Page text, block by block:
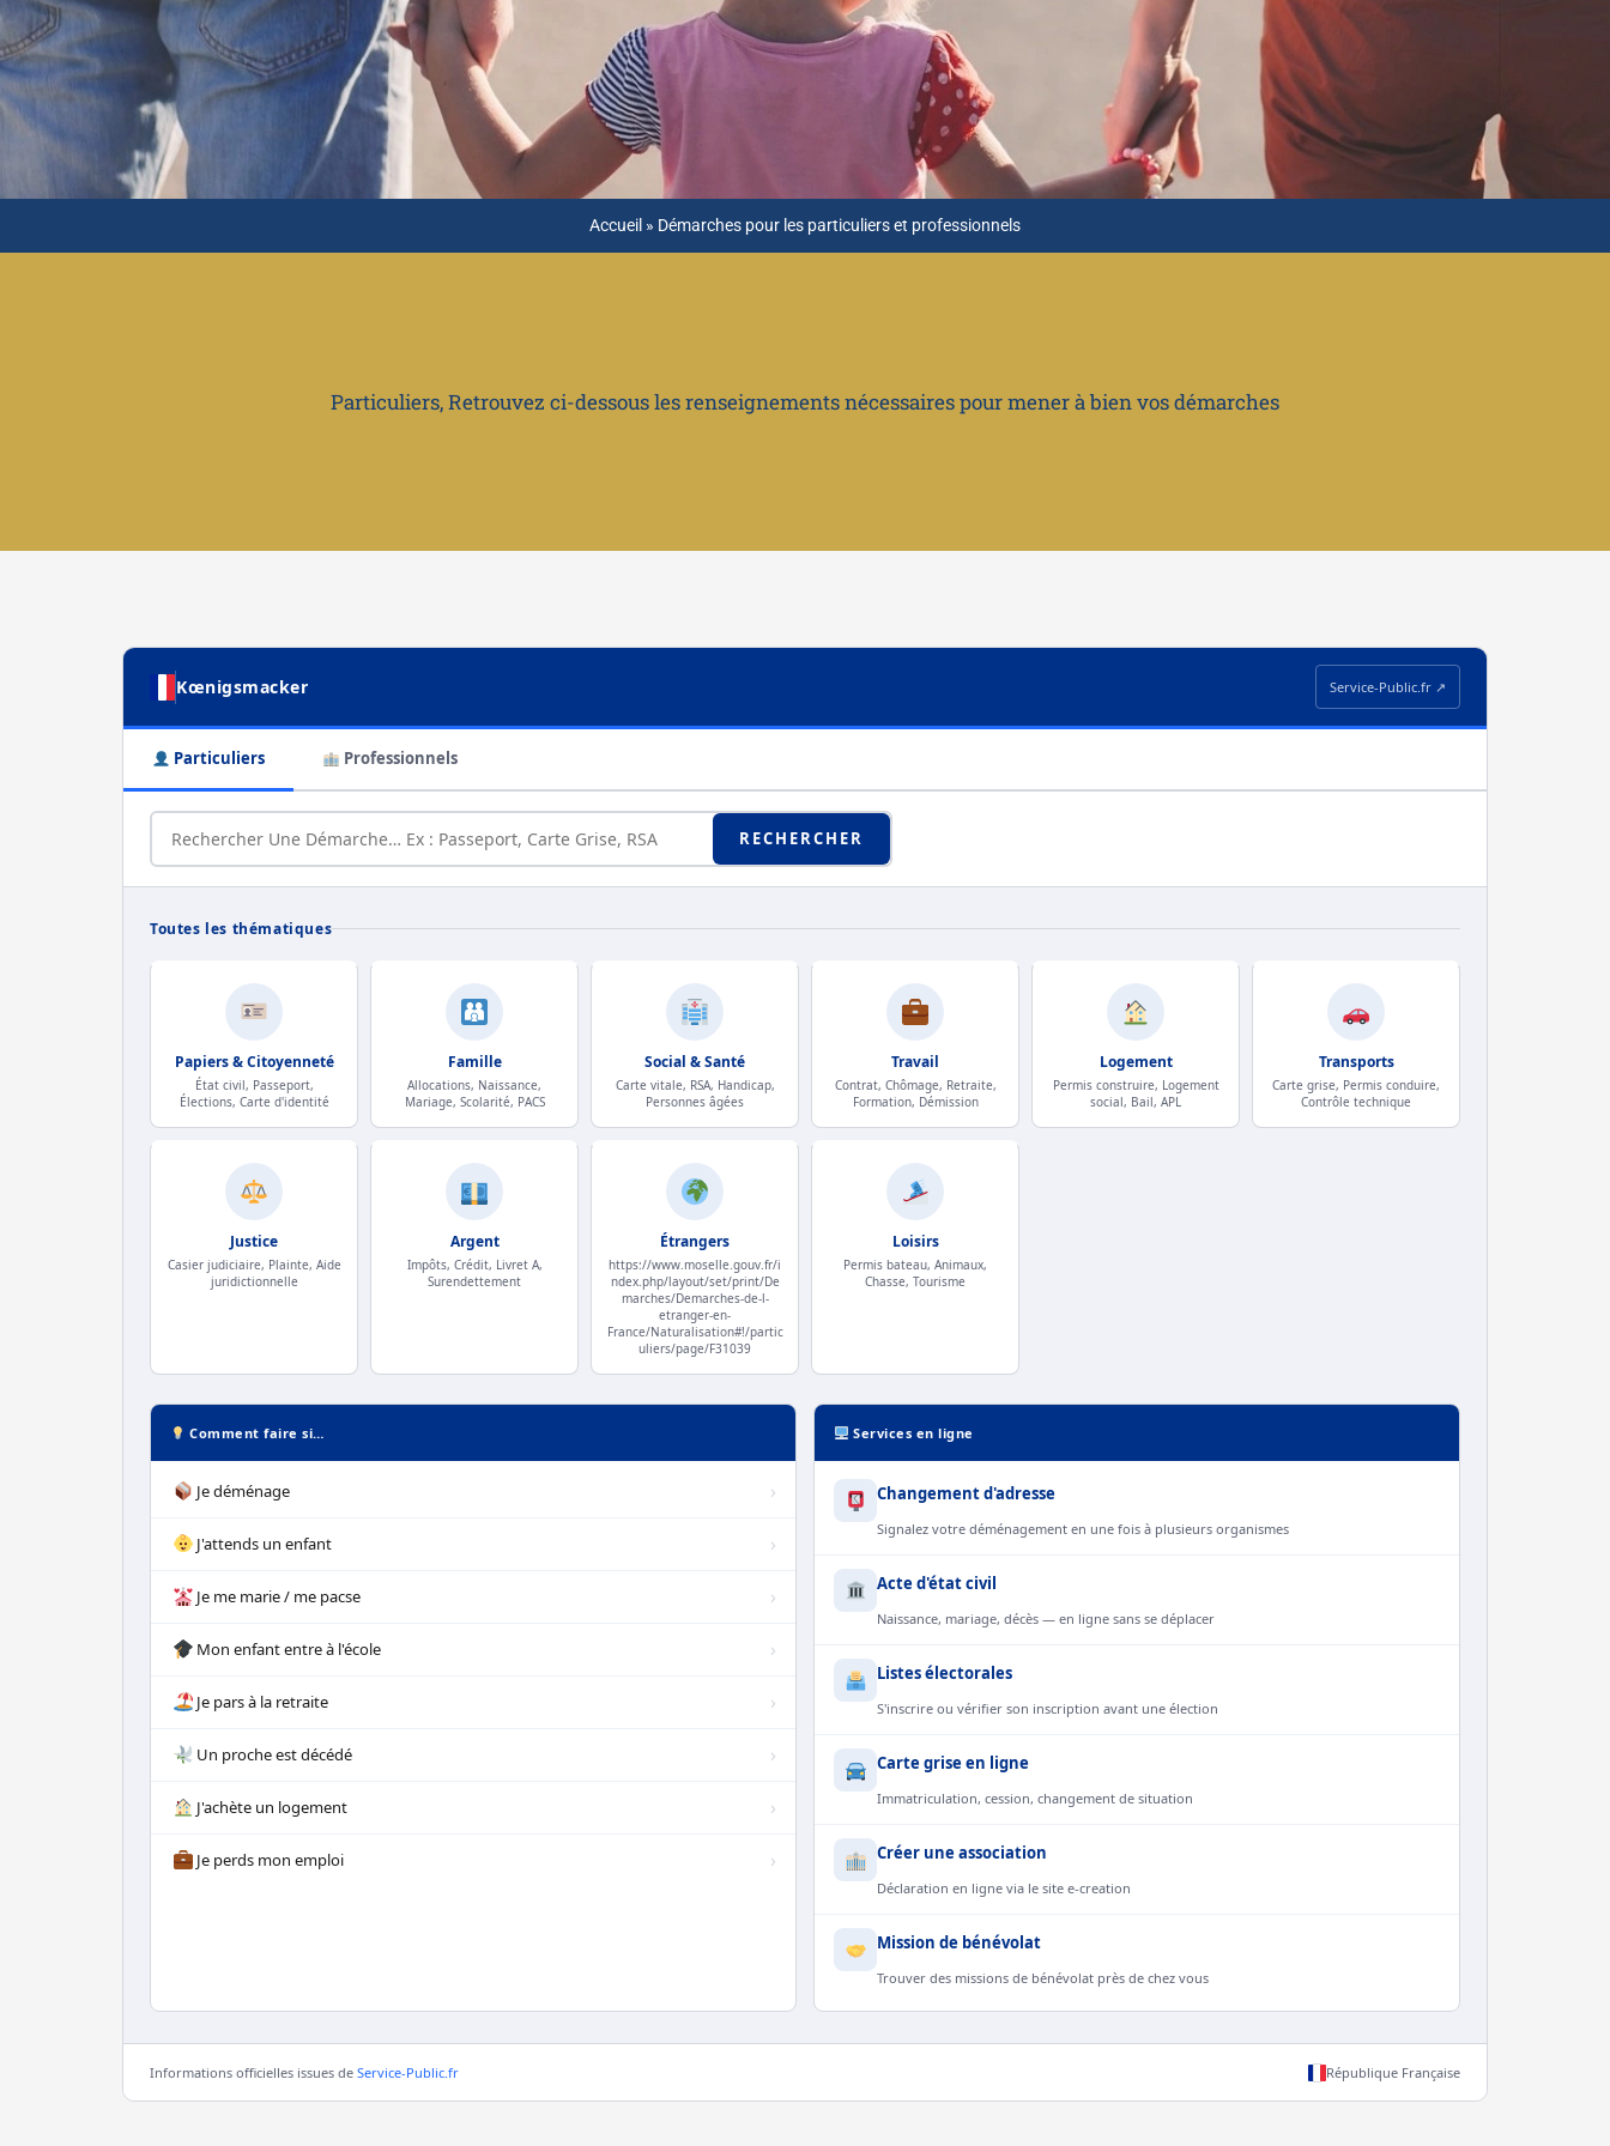
Accueil » Démarches pour les particuliers et professionnels
Particuliers, Retrouvez ci-dessous les renseignements nécessaires pour mener à bien vos démarches
Kœnigsmacker Service-Public.fr ↗
Particuliers Professionnels
RECHERCHER
Toutes les thématiques
Papiers & Citoyenneté
État civil, Passeport,
Élections, Carte d'identité
Famille
Allocations, Naissance,
Mariage, Scolarité, PACS
Social & Santé
Carte vitale, RSA, Handicap,
Personnes âgées
Travail
Contrat, Chômage, Retraite,
Formation, Démission
Logement
Permis construire, Logement
social, Bail, APL
Transports
Carte grise, Permis conduire,
Contrôle technique
Justice
Casier judiciaire, Plainte, Aide
juridictionnelle
Argent
Impôts, Crédit, Livret A,
Surendettement
Étrangers
https://www.moselle.gouv.fr/i
ndex.php/layout/set/print/De
marches/Demarches-de-l-
etranger-en-
France/Naturalisation#!/partic
uliers/page/F31039
Loisirs
Permis bateau, Animaux,
Chasse, Tourisme
Comment faire si…
Je déménage ›
J'attends un enfant ›
Je me marie / me pacse ›
Mon enfant entre à l'école ›
Je pars à la retraite ›
Un proche est décédé ›
J'achète un logement ›
Je perds mon emploi ›
Services en ligne
Changement d'adresse
Signalez votre déménagement en une fois à plusieurs organismes
Acte d'état civil
Naissance, mariage, décès — en ligne sans se déplacer
Listes électorales
S'inscrire ou vérifier son inscription avant une élection
Carte grise en ligne
Immatriculation, cession, changement de situation
Créer une association
Déclaration en ligne via le site e-creation
Mission de bénévolat
Trouver des missions de bénévolat près de chez vous
Informations officielles issues de Service-Public.fr République Française